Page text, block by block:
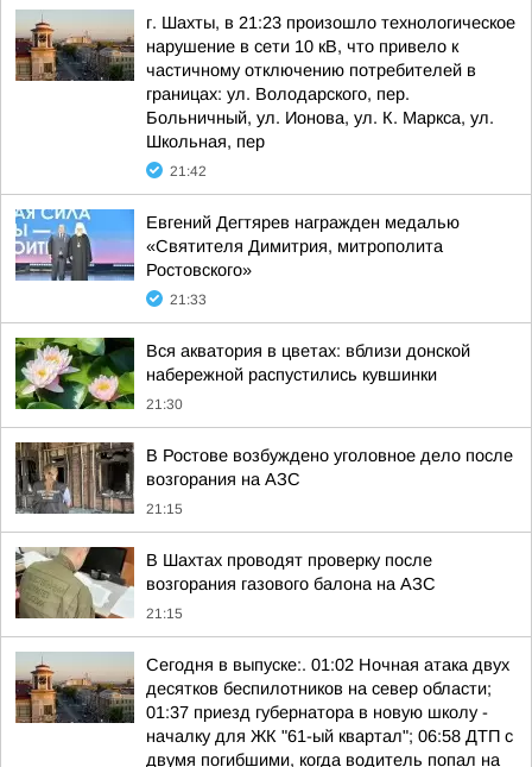
г. Шахты, в 21:23 произошло технологическое
нарушение в сети 10 кВ, что привело к
частичному отключению потребителей в
границах: ул. Володарского, пер.
Больничный, ул. Ионова, ул. К. Маркса, ул.
Школьная, пер
21:42
Евгений Дегтярев награжден медалью
«Святителя Димитрия, митрополита
Ростовского»
21:33
Вся акватория в цветах: вблизи донской
набережной распустились кувшинки
21:30
В Ростове возбуждено уголовное дело после
возгорания на АЗС
21:15
В Шахтах проводят проверку после
возгорания газового балона на АЗС
21:15
Сегодня в выпуске:. 01:02 Ночная атака двух
десятков беспилотников на север области;
01:37 приезд губернатора в новую школу -
началку для ЖК "61-ый квартал"; 06:58 ДТП с
двумя погибшими, когда водитель попал на